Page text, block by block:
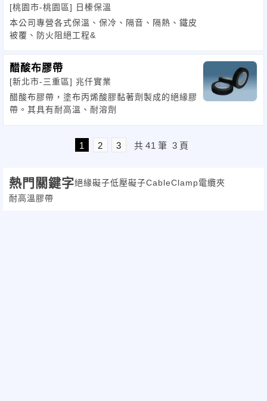
[桃園市-桃園區] 日榛保溫
本公司專營各式保溫、保冷、隔音、隔熱、鐵皮
被覆、防火阻絕工程&
醋酸布膠帶
[新北市-三重區] 兆仟實業
醋酸布膠帶，塗布丙烯酸膠黏著劑製成的絕緣膠
帶。其具有耐高溫、耐溶劑
1 2 3 共 41 筆 3 頁
熱門關鍵字絕緣礙子低壓礙子CableClamp電纜夾
耐高溫膠帶